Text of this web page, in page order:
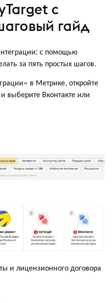
с
гайд
с помощью
за пять простых шагов.
в Метрике, откройте
выберите Вконтакте или
и лицензионного договора